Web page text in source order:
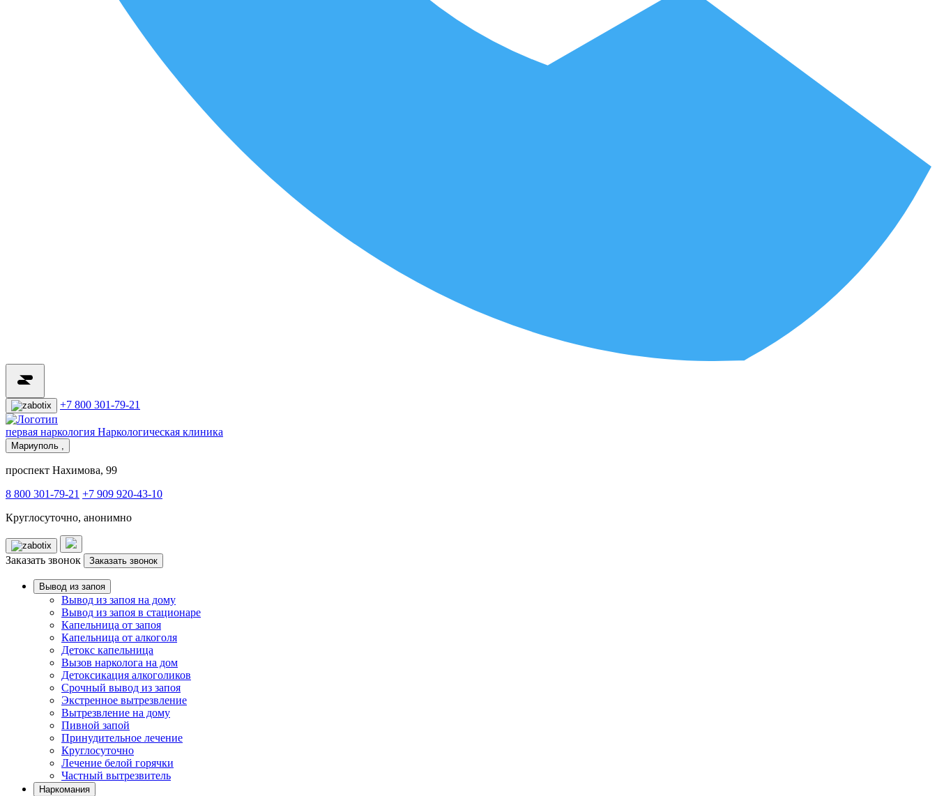
+7 800 301-79-21
первая наркология Наркологическая клиника
Мариуполь ,
проспект Нахимова, 99
8 800 301-79-21 +7 909 920-43-10
Круглосуточно, анонимно
Заказать звонок Заказать звонок
Вывод из запоя
Вывод из запоя на дому
Вывод из запоя в стационаре
Капельница от запоя
Капельница от алкоголя
Детокс капельница
Вызов нарколога на дом
Детоксикация алкоголиков
Срочный вывод из запоя
Экстренное вытрезвление
Вытрезвление на дому
Пивной запой
Принудительное лечение
Круглосуточно
Лечение белой горячки
Частный вытрезвитель
Наркомания